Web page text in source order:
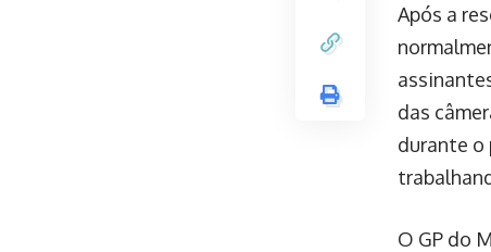
Após a
das
durante o
O GP do